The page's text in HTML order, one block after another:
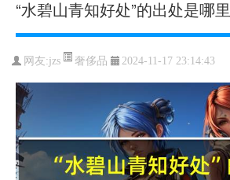
“水碧山青知好处”的出处是哪里
网友:jzs 奢侈品 2024-11-17 23:14:43